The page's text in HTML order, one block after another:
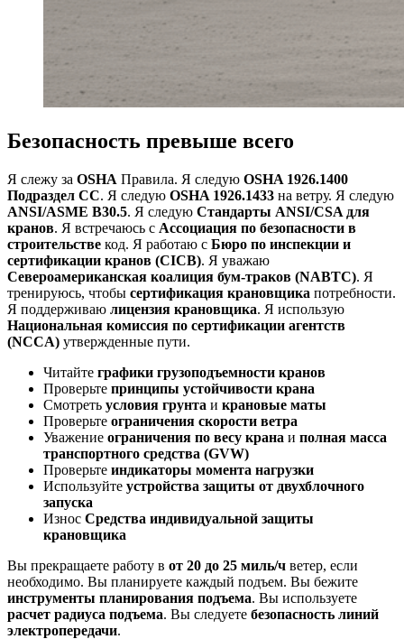
Безопасность превыше всего
Я слежу за OSHA Правила. Я следую OSHA 1926.1400
Подраздел CC. Я следую OSHA 1926.1433 на ветру. Я следую
ANSI/ASME B30.5. Я следую Стандарты ANSI/CSA для
кранов. Я встречаюсь с Ассоциация по безопасности в
строительстве код. Я работаю с Бюро по инспекции и
сертификации кранов (CICB). Я уважаю
Североамериканская коалиция бум-траков (NABTC). Я
тренируюсь, чтобы сертификация крановщика потребности.
Я поддерживаю лицензия крановщика. Я использую
Национальная комиссия по сертификации агентств
(NCCA) утвержденные пути.
Читайте графики грузоподъемности кранов
Проверьте принципы устойчивости крана
Смотреть условия грунта и крановые маты
Проверьте ограничения скорости ветра
Уважение ограничения по весу крана и полная масса
транспортного средства (GVW)
Проверьте индикаторы момента нагрузки
Используйте устройства защиты от двухблочного
запуска
Износ Средства индивидуальной защиты
крановщика
Вы прекращаете работу в от 20 до 25 миль/ч ветер, если
необходимо. Вы планируете каждый подъем. Вы бежите
инструменты планирования подъема. Вы используете
расчет радиуса подъема. Вы следуете безопасность линий
электропередачи.